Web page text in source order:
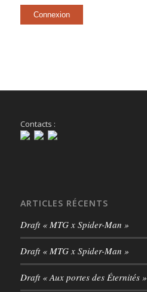
Connexion
Contacts :
ARTICLES RÉCENTS
Draft « MTG x Spider-Man »
Draft « MTG x Spider-Man »
Draft « Aux portes des Éternités »